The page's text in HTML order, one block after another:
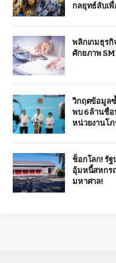
กลยุทธ์ลับเพื่
พลิกเกมธุรกิ
ศักยภาพ
วิกฤตข้อมูลซ้
พบ 6 ล้านชื่
หน่วยงานโภ
ช็อกโลก! รัฐ
อุ้มหนี้สหกร
มหาศาล!